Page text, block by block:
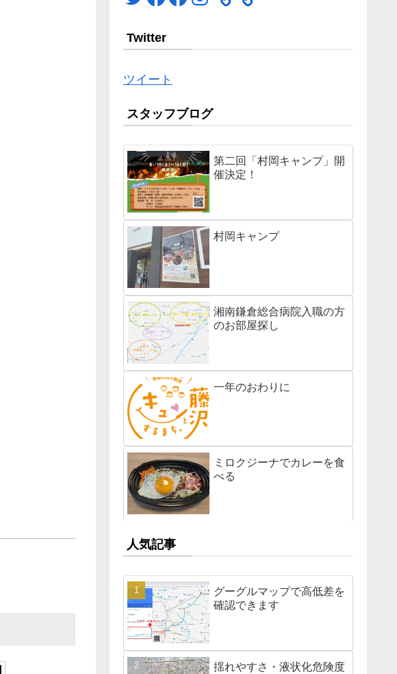
Twitter
ツイート
スタッフブログ
第二回「村岡キャンプ」開
催決定！
村岡キャンプ
湘南鎌倉総合病院入職の方
のお部屋探し
一年のおわりに
ミロクジーナでカレーを食
べる
人気記事
グーグルマップで高低差を
確認できます
揺れやすさ・液状化危険度